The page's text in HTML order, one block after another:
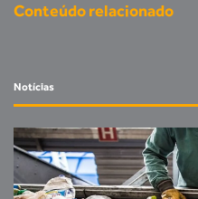
Conteúdo relacionado
Notícias